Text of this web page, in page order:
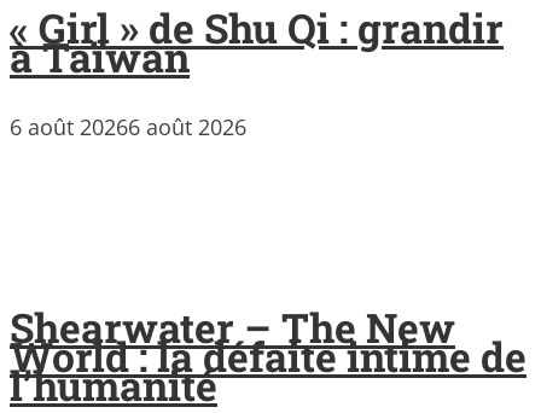
« Girl » de Shu Qi : grandir
à Taïwan
6 août 20266 août 2026
Shearwater – The New
World : la défaite intime de
l’humanité